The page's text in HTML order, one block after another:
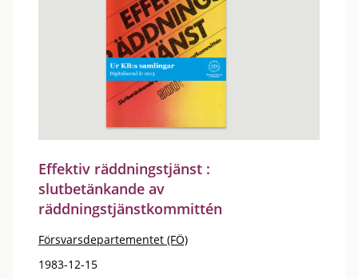
Effektiv räddningstjänst :
slutbetänkande av
räddningstjänstkommittén
Försvarsdepartementet (FÖ)
1983-12-15